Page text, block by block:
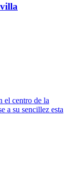
el centro de la
a su sencillez esta